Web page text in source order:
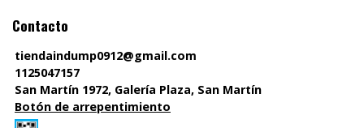
Contacto
tiendaindump0912@gmail.com
1125047157
San Martín 1972, Galería Plaza, San Martín
Botón de arrepentimiento